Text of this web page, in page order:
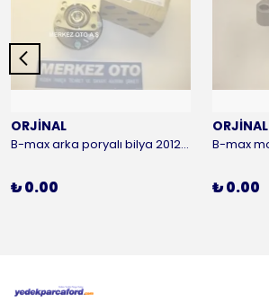
ORJİNAL
B-max arka poryalı bilya 2012-2016 ORJİNAL
₺ 0.00
ORJİNAL
₺ 0.00